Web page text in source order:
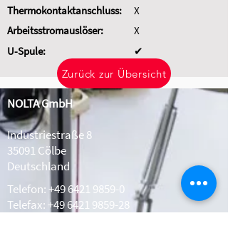
Thermokontaktanschluss:
Arbeitsstromauslöser:
U-Spule:
X
X
✔
Zurück zur Übersicht
NOLTA GmbH
Industriestraße 8
35091 Cölbe
Deutschland
Telefon: +49 6421 9859-0
Telefax: +49 6421 9859-28